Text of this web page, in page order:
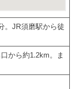
。JR須磨駅から徒
から約1.2km。ま